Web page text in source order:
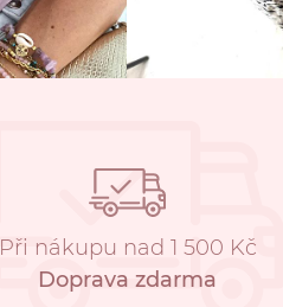
Při nákupu nad 1 500 Kč
Doprava zdarma